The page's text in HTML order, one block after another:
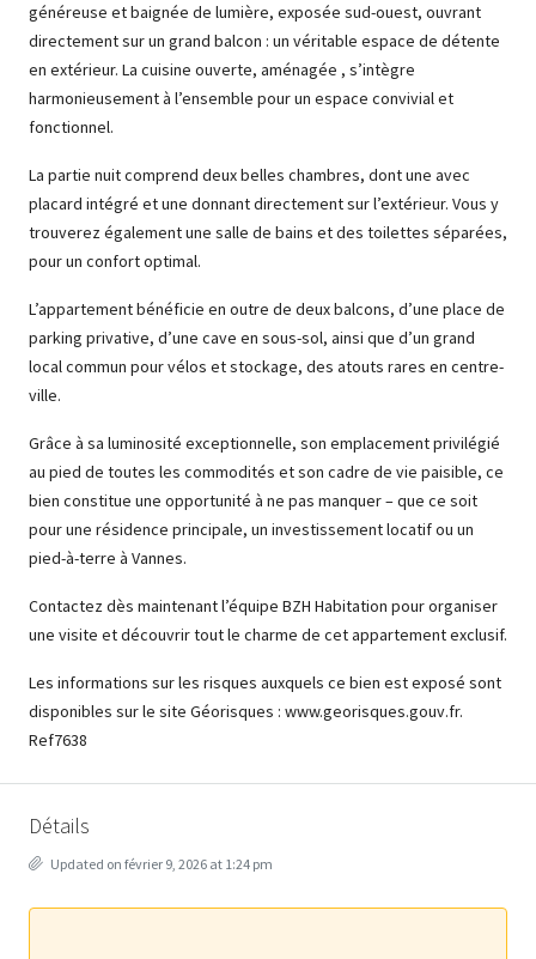
généreuse et baignée de lumière, exposée sud-ouest, ouvrant
directement sur un grand balcon : un véritable espace de détente
en extérieur. La cuisine ouverte, aménagée , s’intègre
harmonieusement à l’ensemble pour un espace convivial et
fonctionnel.
La partie nuit comprend deux belles chambres, dont une avec
placard intégré et une donnant directement sur l’extérieur. Vous y
trouverez également une salle de bains et des toilettes séparées,
pour un confort optimal.
L’appartement bénéficie en outre de deux balcons, d’une place de
parking privative, d’une cave en sous-sol, ainsi que d’un grand
local commun pour vélos et stockage, des atouts rares en centre-
ville.
Grâce à sa luminosité exceptionnelle, son emplacement privilégié
au pied de toutes les commodités et son cadre de vie paisible, ce
bien constitue une opportunité à ne pas manquer – que ce soit
pour une résidence principale, un investissement locatif ou un
pied-à-terre à Vannes.
Contactez dès maintenant l’équipe BZH Habitation pour organiser
une visite et découvrir tout le charme de cet appartement exclusif.
Les informations sur les risques auxquels ce bien est exposé sont
disponibles sur le site Géorisques : www.georisques.gouv.fr.
Ref7638
Détails
Updated on février 9, 2026 at 1:24 pm